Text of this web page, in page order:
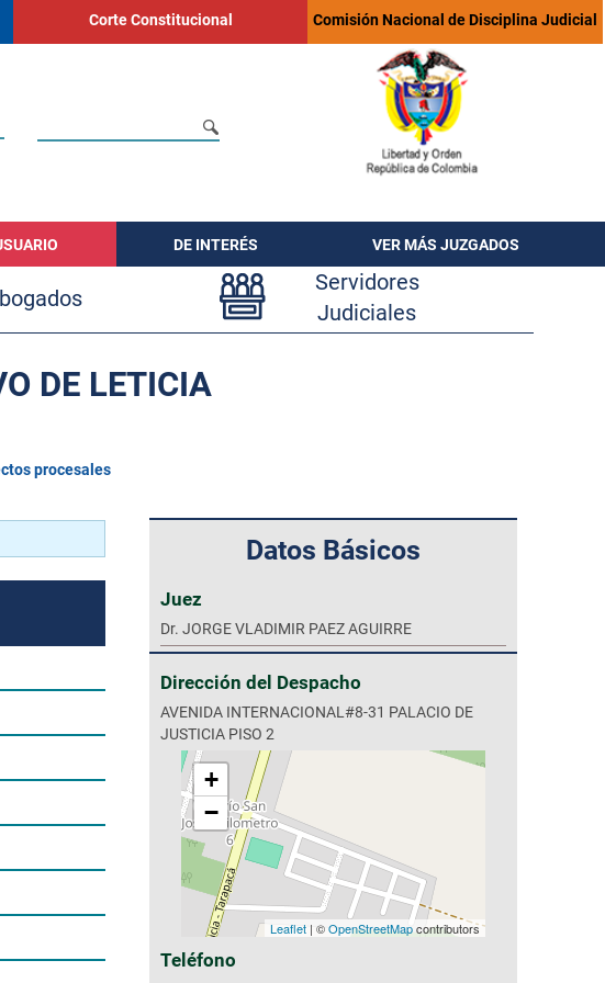
Corte Constitucional Comisión Nacional de Disciplina Judicial
DE INTERÉS VER MÁS JUZGADOS
Servidores
Judiciales
DE LETICIA
procesales
Datos Básicos
Juez
Dr. JORGE VLADIMIR PAEZ AGUIRRE
Dirección del Despacho
AVENIDA INTERNACIONAL#8-31 PALACIO DE
JUSTICIA PISO 2
+
−
Leaflet | ©OpenStreetMapcontributors
Teléfono